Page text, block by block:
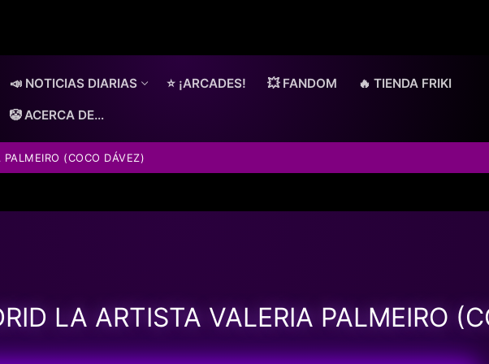
📣 NOTICIAS DIARIAS ⭐ ¡ARCADES! 💥 FANDOM 🔥 TIENDA FRIKI
🤡 ACERCA DE…
(COCO DÁVEZ)
LA ARTISTA VALERIA PALMEIRO